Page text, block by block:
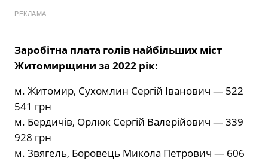
РЕКЛАМА
Заробітна плата голів найбільших міст
Житомирщини за 2022 рік:
м. Житомир, Сухомлин Сергій Іванович — 522
541 грн
м. Бердичів, Орлюк Сергій Валерійович — 339
928 грн
м. Звягель, Боровець Микола Петрович — 606